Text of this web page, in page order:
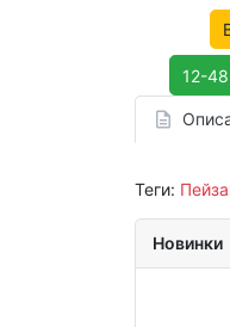
12-
Теги:
Новинки